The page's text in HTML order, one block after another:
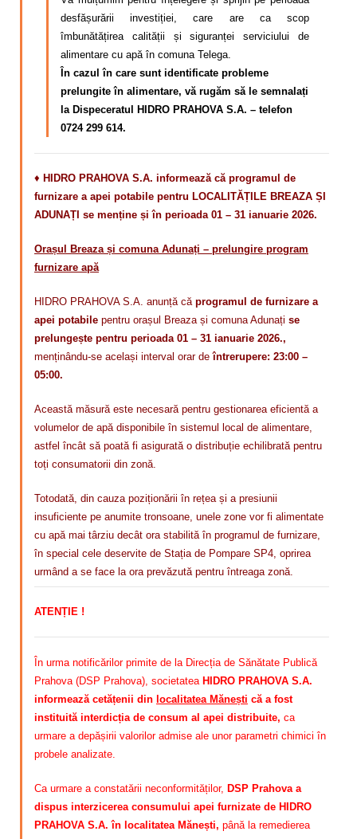
desfășurării investiției, care are ca scop
îmbunătățirea calității și siguranței serviciului de
alimentare cu apă în comuna Telega.
În cazul în care sunt identificate probleme
prelungite în alimentare, vă rugăm să le semnalați
la Dispeceratul HIDRO PRAHOVA S.A. – telefon
0724 299 614.
♦ HIDRO PRAHOVA S.A. informează că programul de
furnizare a apei potabile pentru LOCALITĂȚILE BREAZA ȘI
ADUNAȚI se menține și în perioada 01 – 31 ianuarie 2026.
Orașul Breaza și comuna Adunați – prelungire program
furnizare apă
HIDRO PRAHOVA S.A. anunță că programul de furnizare a
apei potabile pentru orașul Breaza și comuna Adunați se
prelungește pentru perioada 01 – 31 ianuarie 2026.,
menținându-se același interval orar deîntrerupere: 23:00 –
05:00.
Această măsură este necesară pentru gestionarea eficientă a
volumelor de apă disponibile în sistemul local de alimentare,
astfel încât să poată fi asigurată o distribuție echilibrată pentru
toți consumatorii din zonă.
Totodată, din cauza poziționării în rețea și a presiunii
insuficiente pe anumite tronsoane, unele zone vor fi alimentate
cu apă mai târziu decât ora stabilită în programul de furnizare,
în special cele deservite de Stația de Pompare SP4, oprirea
urmând a se face la ora prevăzută pentru întreaga zonă.
ATENȚIE !
În urma notificărilor primite de la Direcția de Sănătate Publică
Prahova (DSP Prahova), societatea HIDRO PRAHOVA S.A.
informează cetățenii din localitatea Mănești că a fost
instituită interdicția de consum al apei distribuite, ca
urmare a depășirii valorilor admise ale unor parametri chimici în
probele analizate.
Ca urmare a constatării neconformităților, DSP Prahova a
dispus interzicerea consumului apei furnizate de HIDRO
PRAHOVA S.A. în localitatea Mănești, până la remedierea